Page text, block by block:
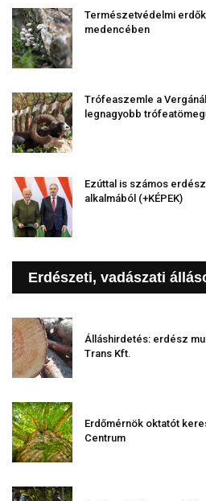
Természetvédelmi
medencében
Trófeaszemle a
legnagyobb
Ezúttal is számos
alkalmából (+KÉPEK)
Erdészeti, vadászati
Álláshirdetés: erdész
Trans Kft.
Erdőmérnök oktatót
Centrum